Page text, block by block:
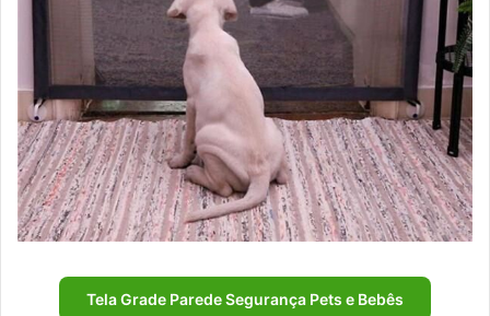
Tela Grade Parede Segurança Pets e Bebês